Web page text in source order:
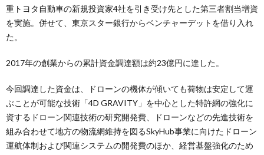
重トヨタ自動車の新規投資家4社を引き受け先とした第三者割当増資
を実施。併せて、東京スター銀行からベンチャーデットを借り入れ
た。
2017年の創業からの累計資金調達額は約23億円に達した。
今回調達した資金は、ドローンの機体が傾いても荷物は安定して運
ぶことが可能な技術「4D GRAVITY」を中心とした特許網の強化に
資するドローン関連技術の研究開発費、ドローンなどの先進技術を
組み合わせて地方の物流網維持を図るSkyHub事業に向けたドローン
運航体制および関連システムの開発費のほか、経営基盤強化のため